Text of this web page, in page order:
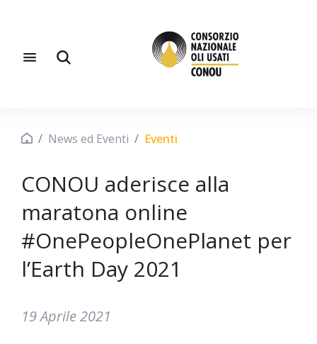
News ed Eventi Eventi
CONOU aderisce alla
maratona online
#OnePeopleOnePlanet per
l’Earth Day 2021
19 Aprile 2021